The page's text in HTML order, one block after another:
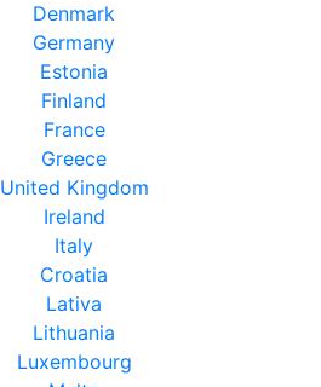
Denmark
Germany
Estonia
Finland
France
Greece
United Kingdom
Ireland
Italy
Croatia
Lativa
Lithuania
Luxembourg